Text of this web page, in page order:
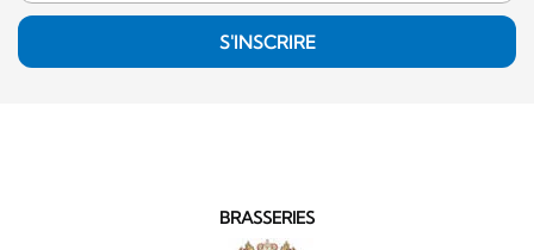
S'INSCRIRE
BRASSERIES